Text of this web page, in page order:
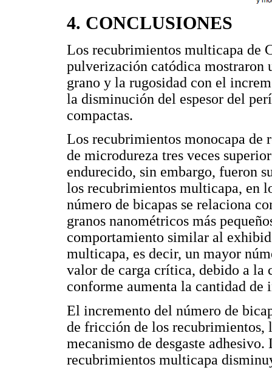
4. CONCLUSIONES
Los recubrimientos multicapa de
pulverización catódica mostraron
grano y la rugosidad con el
la disminución del espesor del
compactas.
Los recubrimientos monocapa de
de microdureza tres veces
endurecido, sin embargo, fueron
los recubrimientos multicapa, en
número de bicapas se relaciona
granos nanométricos más
comportamiento similar al
multicapa, es decir, un mayor
valor de carga crítica, debido a la
conforme aumenta la cantidad de
El incremento del número de
de fricción de los recubrimientos,
mecanismo de desgaste adhesivo.
recubrimientos multicapa